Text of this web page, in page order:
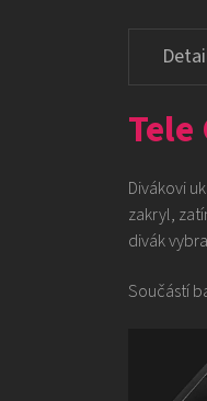
Divákovi
zakryl,
divák
Součástí